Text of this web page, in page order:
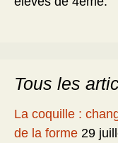
Tous les
La coquille :
de la forme 29